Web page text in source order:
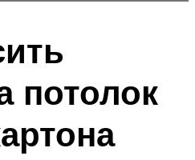
потолок